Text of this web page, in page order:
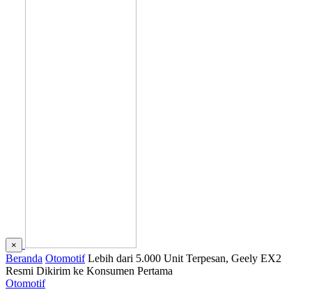
×
Beranda Otomotif Lebih dari 5.000 Unit Terpesan, Geely EX2
Resmi Dikirim ke Konsumen Pertama
Otomotif